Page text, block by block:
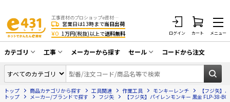
工事資材のプロショップe資材 CATV・アンテナ・防犯・光・LAN・電気・空調工事など
営業日は13時まで当日出荷
¥0 1万円(税抜)以上で送料無料 ログイン カート メニュー
カテゴリ
同軸ケーブル／テレビ用接栓／関連工具
アンテナ・取付金具・ブースター／CATV
部材類
工事
CATV・アンテナ工事
光工事・FTTH工事
メーカーから探す セール
在庫一掃セール
コードから注文
トップ 商品カテゴリから探す 工具関連 作業工具 モンキーレンチ
【フジ矢】
トップ
メーカー/ブランドで探す フジ矢 【フジ矢】パイレンモンキー 黒金 FLP-38-BG